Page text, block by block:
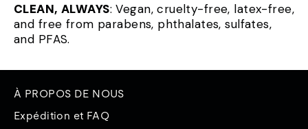
CLEAN, ALWAYS: Vegan, cruelty-free, latex-free,
and free from parabens, phthalates, sulfates,
and PFAS.
À PROPOS DE NOUS
Expédition et FAQ